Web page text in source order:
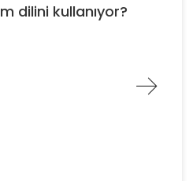
dilini kullanıyor?